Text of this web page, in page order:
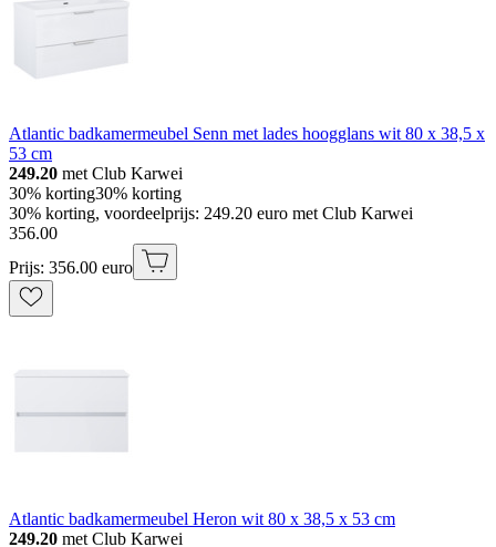
Atlantic badkamermeubel Senn met lades hoogglans wit 80 x 38,5 x
53 cm
249.20 met Club Karwei
30% korting30% korting
30% korting, voordeelprijs: 249.20 euro met Club Karwei
356.00
Prijs: 356.00 euro
Atlantic badkamermeubel Heron wit 80 x 38,5 x 53 cm
249.20 met Club Karwei